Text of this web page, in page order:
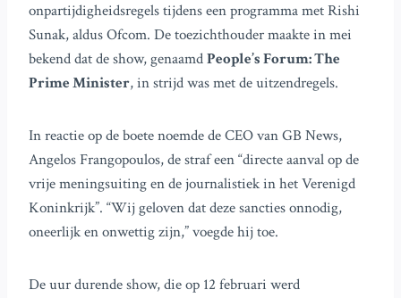
onpartijdigheidsregels tijdens een programma met Rishi
Sunak, aldus Ofcom. De toezichthouder maakte in mei
bekend dat de show, genaamdPeople’s Forum: The
Prime Minister, in strijd was met de uitzendregels.
In reactie op de boete noemde de CEO van GB News,
Angelos Frangopoulos, de straf een “directe aanval op de
vrije meningsuiting en de journalistiek in het Verenigd
Koninkrijk”. “Wij geloven dat deze sancties onnodig,
oneerlijk en onwettig zijn,” voegde hij toe.
De uur durende show, die op 12 februari werd